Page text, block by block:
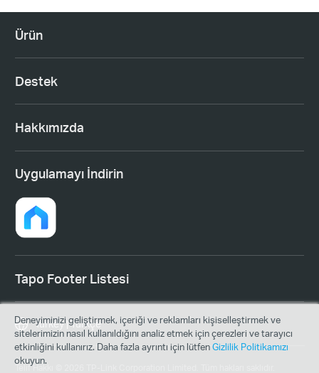
Ürün
Destek
Hakkımızda
Uygulamayı İndirin
Tapo Footer Listesi
Telif Hakkı © 2026 TP-Link Corporation Limited. Tüm hakları saklıdır.
Turkey | Türkçe
Deneyiminizi geliştirmek, içeriği ve reklamları kişiselleştirmek ve
sitelerimizin nasıl kullanıldığını analiz etmek için çerezleri ve tarayıcı
etkinliğini kullanırız. Daha fazla ayrıntı için lütfenGizlilik Politikamızı
okuyun.